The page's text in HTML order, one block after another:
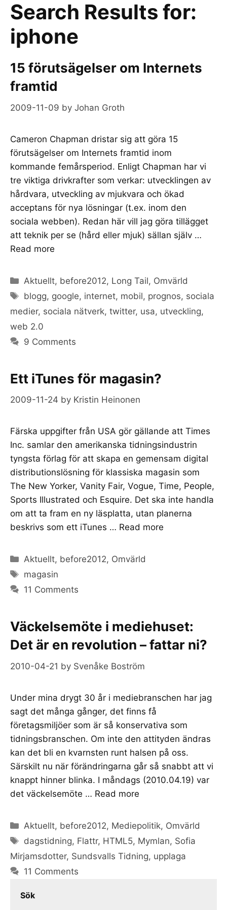
Search Results for:
iphone
15 förutsägelser om Internets
framtid
2009-11-09 by Johan Groth
Cameron Chapman dristar sig att göra 15
förutsägelser om Internets framtid inom
kommande femårsperiod. Enligt Chapman har vi
tre viktiga drivkrafter som verkar: utvecklingen av
hårdvara, utveckling av mjukvara och ökad
acceptans för nya lösningar (t.ex. inom den
sociala webben). Redan här vill jag göra tillägget
att teknik per se (hård eller mjuk) sällan själv …
Read more
Categories
Aktuellt, before2012, Long Tail, Omvärld
Tags
blogg, google, internet, mobil, prognos, sociala
medier, sociala nätverk, twitter, usa, utveckling,
web 2.0
9 Comments
Ett iTunes för magasin?
2009-11-24 by Kristin Heinonen
Färska uppgifter från USA gör gällande att Times
Inc. samlar den amerikanska tidningsindustrin
tyngsta förlag för att skapa en gemensam digital
distributionslösning för klassiska magasin som
The New Yorker, Vanity Fair, Vogue, Time, People,
Sports Illustrated och Esquire. Det ska inte handla
om att ta fram en ny läsplatta, utan planerna
beskrivs som ett iTunes … Read more
Categories
Aktuellt, before2012, Omvärld
Tags
magasin
11 Comments
Väckelsemöte i mediehuset:
Det är en revolution – fattar ni?
2010-04-21 by Svenåke Boström
Under mina drygt 30 år i mediebranschen har jag
sagt det många gånger, det finns få
företagsmiljöer som är så konservativa som
tidningsbranschen. Om inte den attityden ändras
kan det bli en kvarnsten runt halsen på oss.
Särskilt nu när förändringarna går så snabbt att vi
knappt hinner blinka. I måndags (2010.04.19) var
det väckelsemöte … Read more
Categories
Aktuellt, before2012, Mediepolitik, Omvärld
Tags
dagstidning, Flattr, HTML5, Mymlan, Sofia
Mirjamsdotter, Sundsvalls Tidning, upplaga
11 Comments
Sök